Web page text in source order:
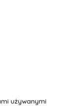
używanymi